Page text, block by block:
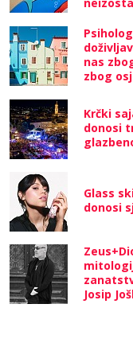
nas
zbog
Krčki
donosi
Glass
donosi
Josip